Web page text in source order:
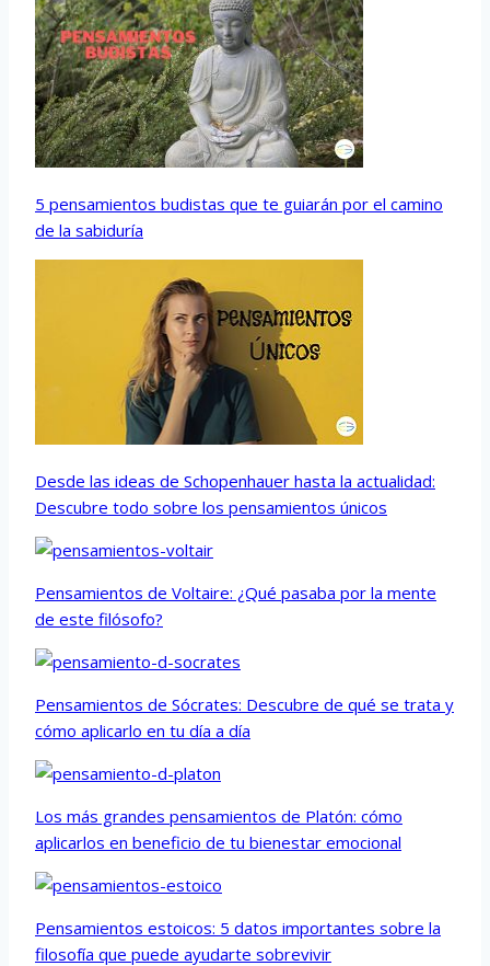
5 pensamientos budistas que te guiarán por el camino
de la sabiduría
Desde las ideas de Schopenhauer hasta la actualidad:
Descubre todo sobre los pensamientos únicos
Pensamientos de Voltaire: ¿Qué pasaba por la mente
de este filósofo?
Pensamientos de Sócrates: Descubre de qué se trata y
cómo aplicarlo en tu día a día
Los más grandes pensamientos de Platón: cómo
aplicarlos en beneficio de tu bienestar emocional
Pensamientos estoicos: 5 datos importantes sobre la
filosofía que puede ayudarte sobrevivir